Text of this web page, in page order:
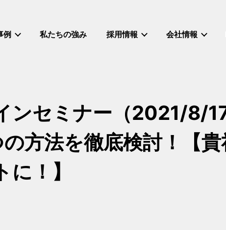
例 私たちの強み 採用情報 会社情報
ンセミナー（2021/8/
方法を徹底検討！【貴
！】